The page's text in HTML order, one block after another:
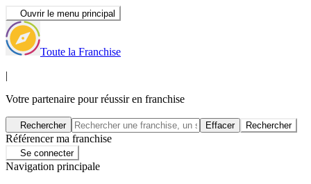
Ouvrir le menu principal
Toute la Franchise
|
Votre partenaire pour réussir en franchise
Rechercher Effacer Rechercher
Référencer ma franchise
Se connecter
Navigation principale